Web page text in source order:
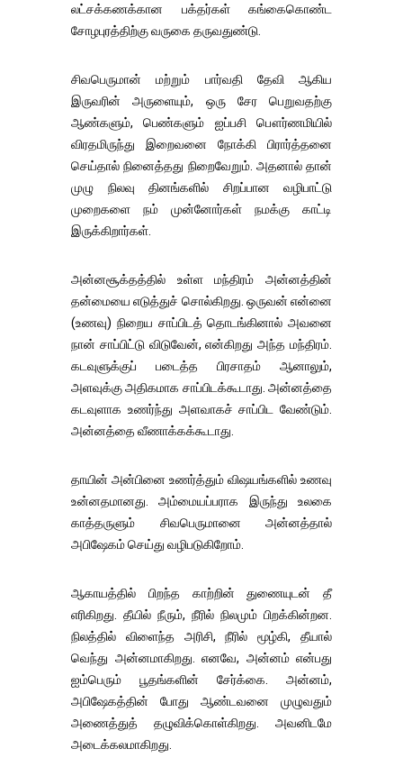
லட்சக்கணக்கான பக்தர்கள் கங்கைகொண்ட
சோழபுரத்திற்கு வருகை தருவதுண்டு.
சிவபெருமான் மற்றும் பார்வதி தேவி ஆகிய
இருவரின் அருளையும், ஒரு சேர பெறுவதற்கு
ஆண்களும், பெண்களும் ஐப்பசி பௌர்ணமியில்
விரதமிருந்து இறைவனை நோக்கி பிரார்த்தனை
செய்தால் நினைத்தது நிறைவேறும். அதனால் தான்
முழு நிலவு தினங்களில் சிறப்பான வழிபாட்டு
முறைகளை நம் முன்னோர்கள் நமக்கு காட்டி
இருக்கிறார்கள்.
அன்னசூக்தத்தில் உள்ள மந்திரம் அன்னத்தின்
தன்மையை எடுத்துச் சொல்கிறது. ஒருவன் என்னை
(உணவு) நிறைய சாப்பிடத் தொடங்கினால் அவனை
நான் சாப்பிட்டு விடுவேன், என்கிறது அந்த மந்திரம்.
கடவுளுக்குப் படைத்த பிரசாதம் ஆனாலும்,
அளவுக்கு அதிகமாக சாப்பிடக்கூடாது. அன்னத்தை
கடவுளாக உணர்ந்து அளவாகச் சாப்பிட வேண்டும்.
அன்னத்தை வீணாக்கக்கூடாது.
தாயின் அன்பினை உணர்த்தும் விஷயங்களில் உணவு
உன்னதமானது. அம்மையப்பராக இருந்து உலகை
காத்தருளும் சிவபெருமானை அன்னத்தால்
அபிஷேகம் செய்து வழிபடுகிறோம்.
ஆகாயத்தில் பிறந்த காற்றின் துணையுடன் தீ
எரிகிறது. தீயில் நீரும், நீரில் நிலமும் பிறக்கின்றன.
நிலத்தில் விளைந்த அரிசி, நீரில் மூழ்கி, தீயால்
வெந்து அன்னமாகிறது. எனவே, அன்னம் என்பது
ஐம்பெரும் பூதங்களின் சேர்க்கை. அன்னம்,
அபிஷேகத்தின் போது ஆண்டவனை முழுவதும்
அணைத்துத் தழுவிக்கொள்கிறது. அவனிடமே
அடைக்கலமாகிறது.